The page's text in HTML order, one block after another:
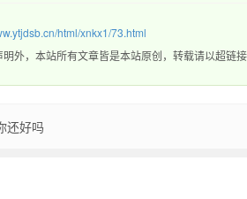
html/xnkx1/73.html
明外，本站所有文章皆是本站原创，转载请以超链接
还好吗